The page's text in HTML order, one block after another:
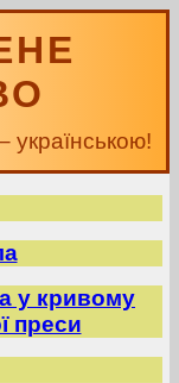
українською!
у кривому
преси